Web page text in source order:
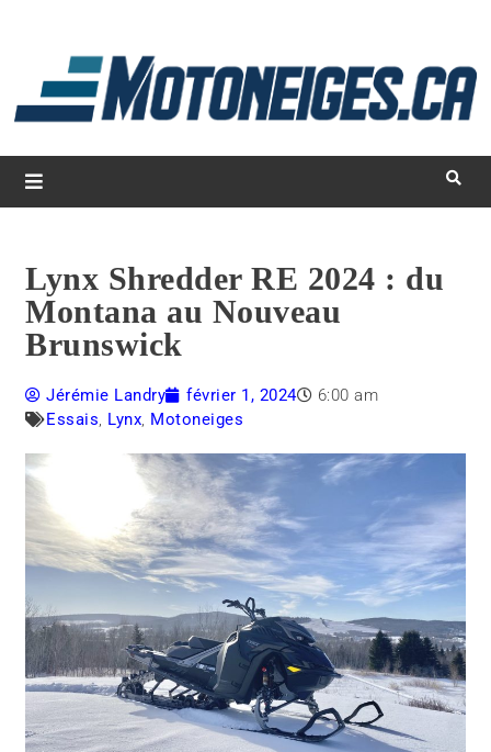
Magazine Motoneiges.ca
Lynx Shredder RE 2024 : du
Montana au Nouveau
Brunswick
Jérémie Landry février 1, 2024
6:00 am
Essais, Lynx, Motoneiges